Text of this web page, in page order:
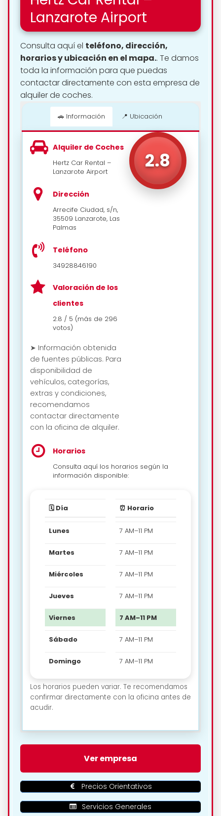
📍 Cómo llegar
Lanzarote Airport
Consulta aquí el teléfono, dirección,
horarios y ubicación en el mapa.. Te damos
toda la información para que puedas
contactar directamente con esta empresa de
alquiler de coches.
🚗 Información 📍 Ubicación
2.8
Alquiler de Coches
Hertz Car Rental –
Lanzarote Airport
Dirección
Arrecife Ciudad, s/n,
35509 Lanzarote, Las
Palmas
Teléfono
34928846190
Valoración de los
clientes
2.8 / 5 (más de 296
votos)
➤ Información obtenida
de fuentes públicas. Para
disponibilidad de
vehículos, categorías,
extras y condiciones,
recomendamos
contactar directamente
con la oficina de alquiler.
Horarios
Consulta aquí los horarios según la
información disponible:
🗓️ Día ⏰ Horario
Lunes 7 AM–11 PM
Martes 7 AM–11 PM
Miércoles 7 AM–11 PM
Jueves 7 AM–11 PM
Viernes 7 AM–11 PM
Sábado 7 AM–11 PM
Domingo 7 AM–11 PM
Los horarios pueden variar. Te recomendamos
confirmar directamente con la oficina antes de
acudir.
🗺️ Ubicación de Hertz Car
Rental – Lanzarote Airport en
Arrecife:
Ver empresa
Precios Orientativos
Servicios Generales